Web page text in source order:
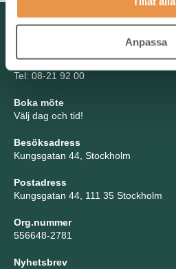
Anpassa
Kontakta oss
info@tng.se
Tel: 08-21 92 00
Boka möte
Välj dag och tid!
Besöksadress
Kungsgatan 44, Stockholm
Postadress
Kungsgatan 44, 111 35 Stockholm
Org.nummer
556648-2781
Nyhetsbrev